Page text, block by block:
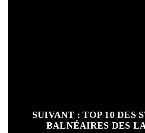
SUIVANT : TOP 10 DES
BALNÉAIRES DES